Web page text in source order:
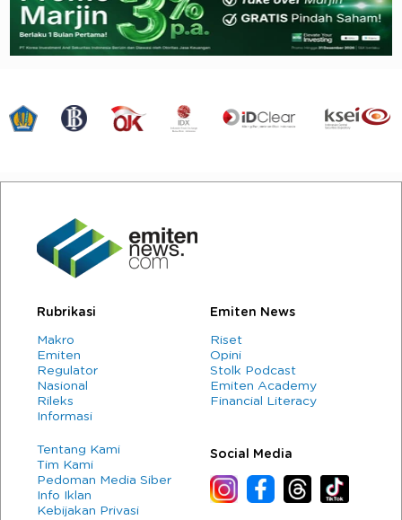
Rubrikasi
Makro
Emiten
Regulator
Nasional
Rileks
Informasi
Emiten News
Riset
Opini
Stolk Podcast
Emiten Academy
Financial Literacy
Tentang Kami
Tim Kami
Pedoman Media Siber
Info Iklan
Kebijakan Privasi
Social Media